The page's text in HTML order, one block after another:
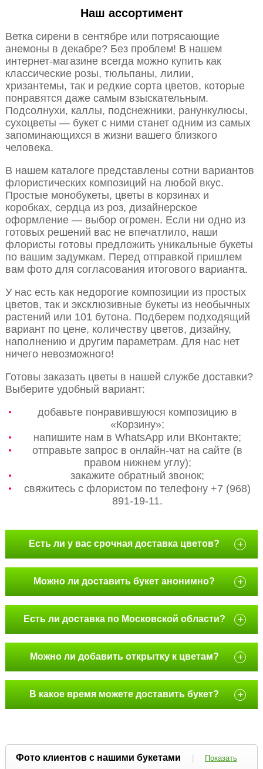
Наш ассортимент
Ветка сирени в сентябре или потрясающие
анемоны в декабре? Без проблем! В нашем
интернет-магазине всегда можно купить как
классические розы, тюльпаны, лилии,
хризантемы, так и редкие сорта цветов, которые
понравятся даже самым взыскательным.
Подсолнухи, каллы, подснежники, ранункулюсы,
сухоцветы — букет с ними станет одним из самых
запоминающихся в жизни вашего близкого
человека.
В нашем каталоге представлены сотни вариантов
флористических композиций на любой вкус.
Простые монобукеты, цветы в корзинах и
коробках, сердца из роз, дизайнерское
оформление — выбор огромен. Если ни одно из
готовых решений вас не впечатлило, наши
флористы готовы предложить уникальные букеты
по вашим задумкам. Перед отправкой пришлем
вам фото для согласования итогового варианта.
У нас есть как недорогие композиции из простых
цветов, так и эксклюзивные букеты из необычных
растений или 101 бутона. Подберем подходящий
вариант по цене, количеству цветов, дизайну,
наполнению и другим параметрам. Для нас нет
ничего невозможного!
Готовы заказать цветы в нашей службе доставки?
Выберите удобный вариант:
добавьте понравившуюся композицию в
«Корзину»;
напишите нам в WhatsApp или ВКонтакте;
отправьте запрос в онлайн-чат на сайте (в
правом нижнем углу);
закажите обратный звонок;
свяжитесь с флористом по телефону +7 (968)
891-19-11.
Есть ли у вас срочная доставка цветов? +
Можно ли доставить букет анонимно? +
Есть ли доставка по Московской области? +
Можно ли добавить открытку к цветам? +
В какое время можете доставить букет? +
Фото клиентов с нашими букетами |
Показать